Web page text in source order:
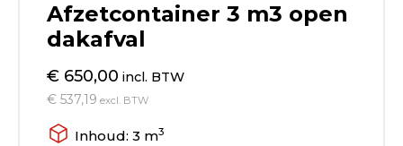
Afzetcontainer 3 m3 open
dakafval
€ 650,00 incl. BTW
€ 537,19 excl. BTW
Inhoud: 3 m3